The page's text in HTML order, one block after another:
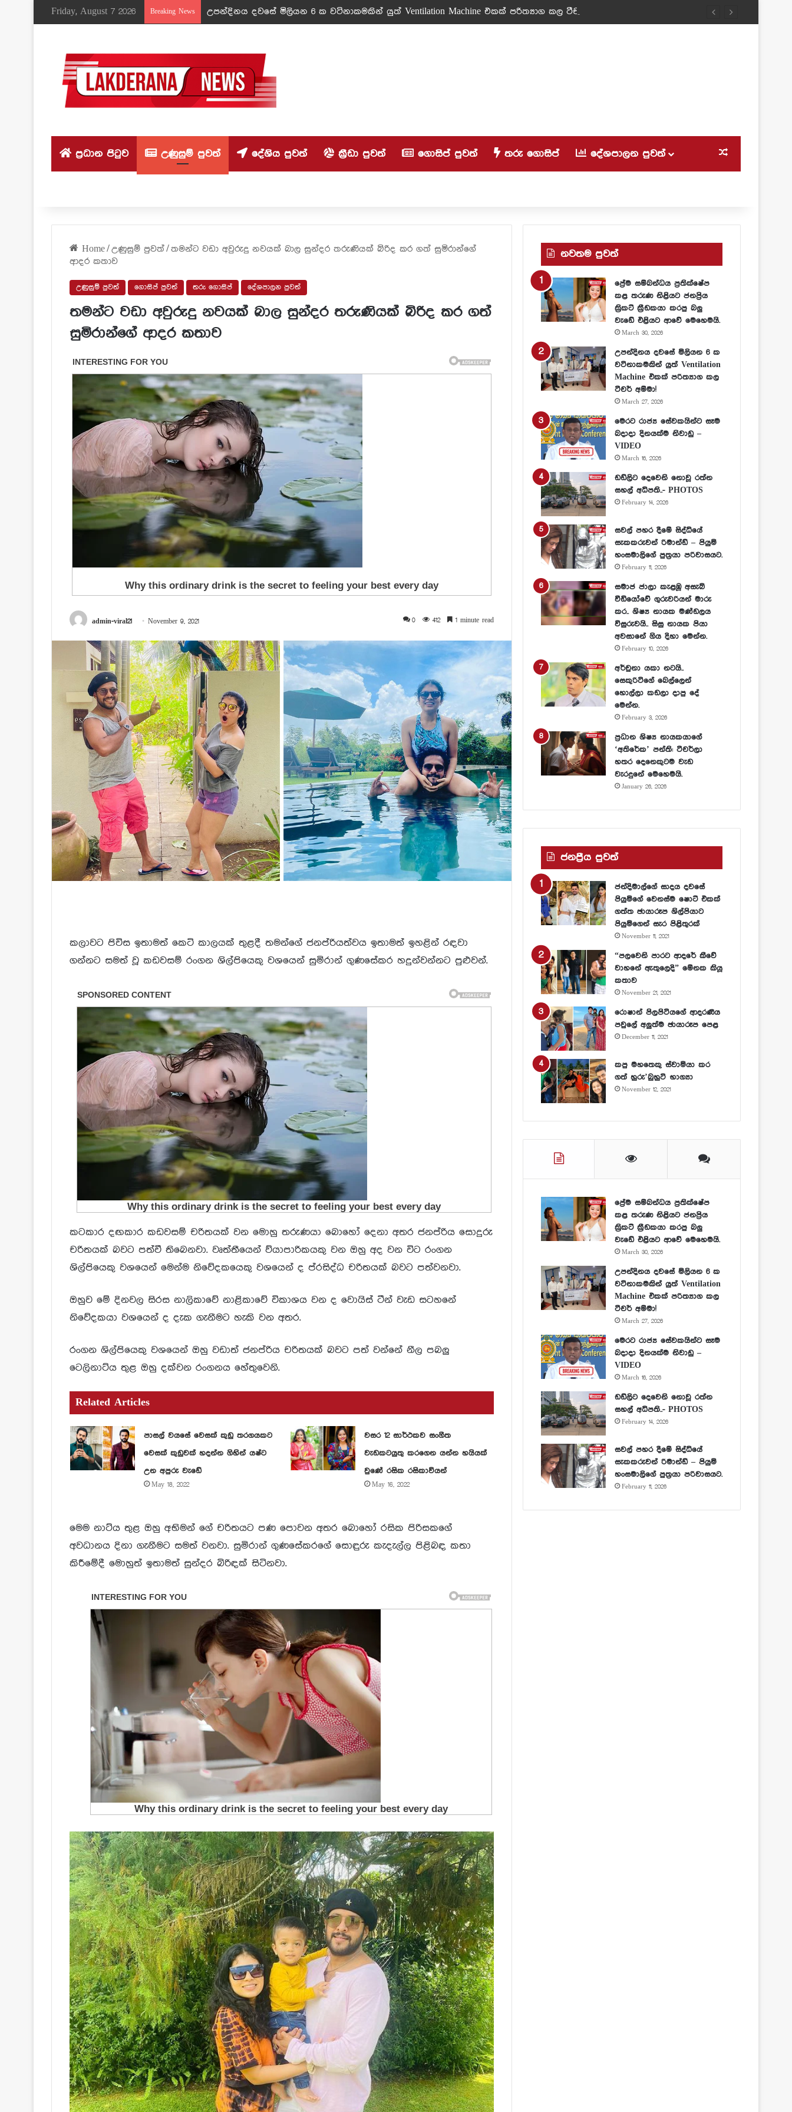
Friday, August 7 2026 Breaking News උපන්දිනය දවසේ මිලියන 6 ක වටිනාකමකින් යුත් Ventilation Machine එකක් පරිත්‍යාග කල ටීචර් අම්මා!
ප්‍රධාන පිටුව උණුසුම් පුවත් දේශිය පුවත් ක්‍රීඩා පුවත් ගොසිප් පුවත් තරු ගොසිප් දේශපාලන පුවත් Random Article
Home/උණුසුම් පුවත්/තමන්ට වඩා අවුරුදු නවයක් බාල සුන්දර තරුණියක් බිරිද කර ගත් සුමිරාන්ගේ
ආදර කතාව
උණුසුම් පුවත් ගොසිප් පුවත් තරු ගොසිප් දේශපාලන පුවත්
තමන්ට වඩා අවුරුදු නවයක් බාල සුන්දර තරුණියක් බිරිද කර ගත්
සුමිරාන්ගේ ආදර කතාව
admin-viral21 November 9, 2021 0 412 1 minute read
කලාවට පිවිස ඉතාමත් කෙටි කාලයක් තුළදී තමන්ගේ ජනප්රියත්වය ඉතාමත් ඉහළින් රඳවා
ගන්නට සමත් වූ කඩවසම් රංගන ශිල්පියෙකු වශයෙන් සුමිරාන් ගුණසේකර හදුන්වන්නට පුළුවන්.
කටකාර දඟකාර කඩවසම් චරිතයක් වන මොහු තරුණයා බොහෝ දෙනා අතර ජනප්රිය සොදුරු
චරිතයක් බවට පත්වී තිබෙනවා. වෘත්තීයෙන් ව්යාපාරිකයකු වන ඔහු අද වන විට රංගන
ශිල්පියෙකු වශයෙන් මෙන්ම නිවේදකයෙකු වශයෙන් ද ප්රසිද්ධ චරිතයක් බවට පත්වනවා.
ඔහුව මේ දිනවල සිරස නාලිකාවේ නාළිකාවේ විකාශය වන ද වොයිස් ටීන් වැඩ සටහනේ
නිවේදකයා වශයෙන් ද දැක ගැනීමට හැකි වන අතර.
රංගන ශිල්පියෙකු වශයෙන් ඔහු වඩාත් ජනප්රිය චරිතයක් බවට පත් වන්නේ නීල පබලු
ටෙලිනාට්ය තුළ ඔහු දක්වන රංගනය හේතුවෙනි.
Related Articles
පාසල් වයසේ වෙසක් කුඩු තරගයකට
වෙසක් කුඩුවක් හදන්න ගිහින් යෂ්ට
උන අපුරු වැඩේ
May 18, 2022
වසර 12 සාර්ථකව සංගීත
වැඩකටයුතු කරගෙන යන්න හයියක්
වුණේ රසික රසිකාවියන්
May 16, 2022
මෙම නාට්ය තුළ ඔහු අභිමන් ගේ චරිතයට පණ පොවන අතර බොහෝ රසික පිරිසකගේ
අවධානය දිනා ගැනීමට සමත් වනවා. සුමිරාන් ගුණසේකරගේ සොඳුරු කැදැල්ල පිළිබඳ කතා
කිරීමේදී මොහුත් ඉතාමත් සුන්දර බිරිඳක් සිටිනවා.
නවතම පුවත්
ප්‍රේම සම්බන්ධය ප්‍රතික්ෂේප
කළ තරුණ නිළියට ජනප්‍රිය
ක්‍රිකට් ක්‍රීඩකයා කරපු බලු
වැඩේ එළියට ආවේ මෙහෙමයි.
March 30, 2026
උපන්දිනය දවසේ මිලියන 6 ක
වටිනාකමකින් යුත් Ventilation
Machine එකක් පරිත්‍යාග කල
ටීචර් අම්මා!
March 27, 2026
මෙරට රාජ්‍ය සේවකයින්ට සෑම
බදාදා දිනයක්ම නිවාඩු –
VIDEO
March 16, 2026
ඩඩ්ලිට දෙවෙනි නොවූ රත්න
සහල් අධිපති..- PHOTOS
February 14, 2026
සවල් පහර දීමේ සිද්ධියේ
සැකකරුවන් රිමාන්ඩ් – පියුමි
හංසමාලිගේ පුත්‍රයා පරිවාසයට.
February 11, 2026
සමාජ ජාලා කැළඹූ අසැබි
වීඩියෝවේ ගුරුවරියන් මාරු
කර.. ශිෂ්‍ය නායක මණ්ඩලය
විසුරුවයි.. සිසු නායක පියා
අවසානේ ගිය දිහා මෙන්න.
February 10, 2026
අර්චුනා යකා නටයි..
සෙකුරිටිගේ බෙල්ලෙන්
හොල්ලා කඩලා දාපු දේ
මෙන්න.
February 3, 2026
ප්‍රධාන ශිෂ්‍ය නායකයාගේ
‘අතිරේක’ පන්ති: ටීචර්ලා
හතර දෙනෙකුටම වැඩ
වැරදුනේ මෙහෙමයි.
January 26, 2026
ජනප්‍රීය පුවත්
ජන්දිමාල්ගේ සාදය දවසේ
පියුමිගේ වෙනස්ම ෂොට් එකක්
ගත්ත ඡායාරූප ශිල්පියාට
පියුමිගෙන් සැර පිළිතුරක්
November 11, 2021
“පලවෙනි පාරට ආදරේ කීවේ
වාහනේ ඇතුලෙදි” මේනක කියූ
කතාව
November 21, 2021
රොෂාන් පිලපිටියගේ ආදරණීය
පවුලේ අලුත්ම ඡායාරූප පෙළ
December 11, 2021
කපු මහතෙකු ස්වාමියා කර
ගත් හුරු’බුහුටි භාග්‍යා
November 12, 2021
ප්‍රේම සම්බන්ධය ප්‍රතික්ෂේප
කළ තරුණ නිළියට ජනප්‍රිය
ක්‍රිකට් ක්‍රීඩකයා කරපු බලු
වැඩේ එළියට ආවේ මෙහෙමයි.
March 30, 2026
උපන්දිනය දවසේ මිලියන 6 ක
වටිනාකමකින් යුත් Ventilation
Machine එකක් පරිත්‍යාග කල
ටීචර් අම්මා!
March 27, 2026
මෙරට රාජ්‍ය සේවකයින්ට සෑම
බදාදා දිනයක්ම නිවාඩු –
VIDEO
March 16, 2026
ඩඩ්ලිට දෙවෙනි නොවූ රත්න
සහල් අධිපති..- PHOTOS
February 14, 2026
සවල් පහර දීමේ සිද්ධියේ
සැකකරුවන් රිමාන්ඩ් – පියුමි
හංසමාලිගේ පුත්‍රයා පරිවාසයට.
February 11, 2026